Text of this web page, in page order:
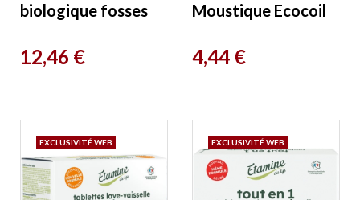
biologique fosses
Etamine du Lys
Prix
12,46 €
Moustique Ecocoil
Prix
4,44 €
EXCLUSIVITÉ WEB EXCLUSIVITÉ WEB